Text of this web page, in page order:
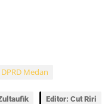
DPRD Medan
Editor: Cut Riri